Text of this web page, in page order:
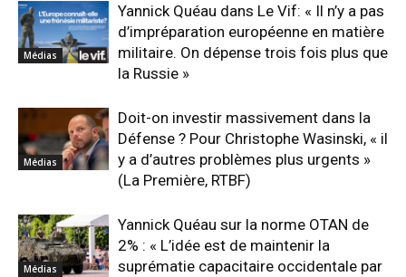
Médias
Yannick Quéau dans Le Vif: « Il n’y a pas
d’impréparation européenne en matière
militaire. On dépense trois fois plus que
la Russie »
Médias
Doit-on investir massivement dans la
Défense ? Pour Christophe Wasinski, « il
y a d’autres problèmes plus urgents »
(La Première, RTBF)
Médias
Yannick Quéau sur la norme OTAN de
2% : « L’idée est de maintenir la
suprématie capacitaire occidentale par